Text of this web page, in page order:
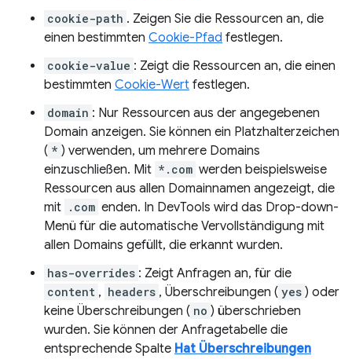
cookie-path . Zeigen Sie die Ressourcen an, die
einen bestimmten Cookie-Pfad festlegen.
cookie-value : Zeigt die Ressourcen an, die einen
bestimmten Cookie-Wert festlegen.
domain : Nur Ressourcen aus der angegebenen
Domain anzeigen. Sie können ein Platzhalterzeichen
( * ) verwenden, um mehrere Domains
einzuschließen. Mit *.com werden beispielsweise
Ressourcen aus allen Domainnamen angezeigt, die
mit .com enden. In DevTools wird das Drop-down-
Menü für die automatische Vervollständigung mit
allen Domains gefüllt, die erkannt wurden.
has-overrides : Zeigt Anfragen an, für die
content , headers , Überschreibungen ( yes ) oder
keine Überschreibungen ( no ) überschrieben
wurden. Sie können der Anfragetabelle die
entsprechende Spalte Hat Überschreibungen